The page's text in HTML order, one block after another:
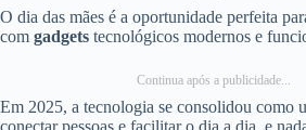
O dia das mães é a oportunidade perfeita
com gadgets tecnológicos modernos e
Continua após a publicidade...
Em 2025, a tecnologia se consolidou como
conectar pessoas e facilitar o dia a dia, e